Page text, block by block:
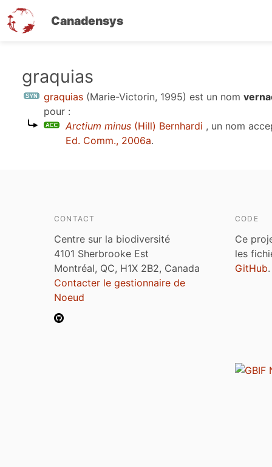
Canadensys
contenu
graquias
graquias (Marie-Victorin, 1995) est un nom
pour :
Arctium minus (Hill) Bernhardi , un nom
Ed. Comm., 2006a.
CONTACT
Centre sur la biodiversité
4101 Sherbrooke Est
Montréal, QC, H1X 2B2, Canada
Contacter le gestionnaire de
Noeud
CODE
Ce
les
GitHub.